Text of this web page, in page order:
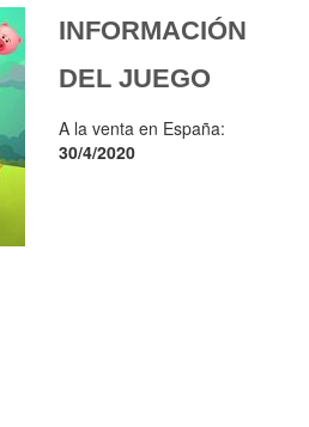
INFORMACIÓN
DEL JUEGO
A la venta en España:
30/4/2020